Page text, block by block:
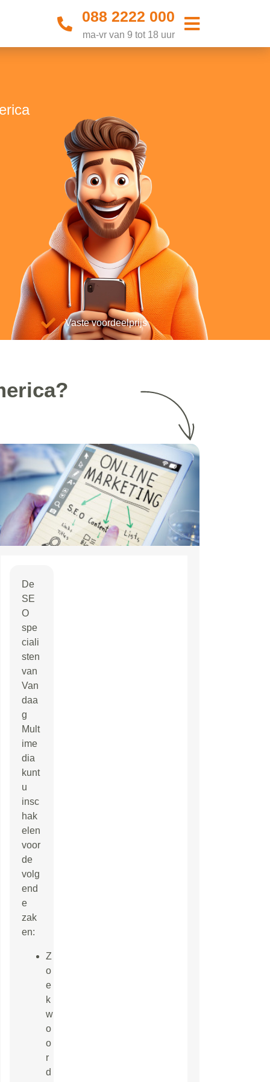
088 2222 000
ma-vr van 9 tot 18 uur
Vaste voordeelprijs
De
SE
O
spe
ciali
sten
van
Van
daa
g
Mult
ime
dia
kunt
u
insc
hak
elen
voor
de
volg
end
e
zak
en:
Z
o
e
k
w
o
o
r
d